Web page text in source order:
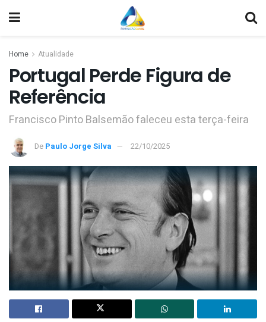
Home Atualidade
Portugal Perde Figura de
Referência
Francisco Pinto Balsemão faleceu esta terça-feira
De Paulo Jorge Silva 22/10/2025